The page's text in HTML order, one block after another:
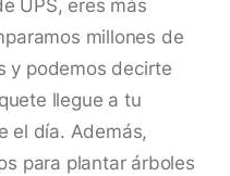
UPS, eres más
millones de
y podemos decirte
llegue a tu
el día. Además,
para plantar árboles